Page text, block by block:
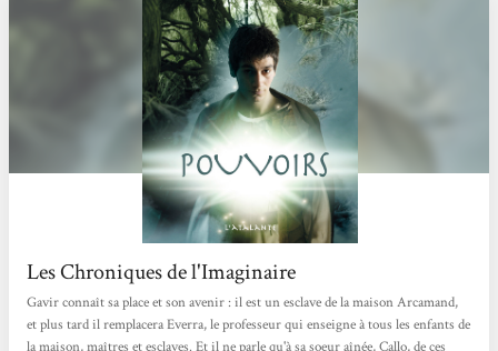
Les Chroniques de l'Imaginaire
Gavir connaît sa place et son avenir : il est un esclave de la maison Arcamand,
et plus tard il remplacera Everra, le professeur qui enseigne à tous les enfants de
la maison, maîtres et esclaves. Et il ne parle qu'à sa soeur aînée, Callo, de ces